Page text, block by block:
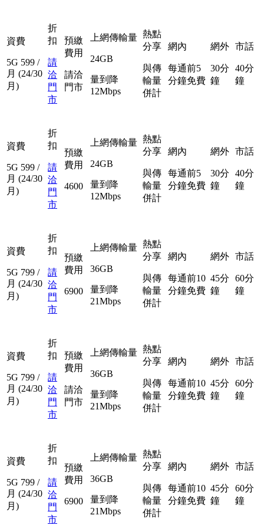
資費
5G 599 /
月 (24/30
月)
折
扣
請
洽
門
市
預繳
費用
請洽
門市
上網傳輸量
24GB
量到降
12Mbps
熱點
分享
與傳
輸量
併計
網內
每通前5
分鐘免費
網外
30分
鐘
市話
40分
鐘
資費
5G 599 /
月 (24/30
月)
折
扣
請
洽
門
市
預繳
費用
4600
上網傳輸量
24GB
量到降
12Mbps
熱點
分享
與傳
輸量
併計
網內
每通前5
分鐘免費
網外
30分
鐘
市話
40分
鐘
資費
5G 799 /
月 (24/30
月)
折
扣
請
洽
門
市
預繳
費用
6900
上網傳輸量
36GB
量到降
21Mbps
熱點
分享
與傳
輸量
併計
網內
每通前10
分鐘免費
網外
45分
鐘
市話
60分
鐘
資費
5G 799 /
月 (24/30
月)
折
扣
請
洽
門
市
預繳
費用
請洽
門市
上網傳輸量
36GB
量到降
21Mbps
熱點
分享
與傳
輸量
併計
網內
每通前10
分鐘免費
網外
45分
鐘
市話
60分
鐘
資費
5G 799 /
月 (24/30
月)
折
扣
請
洽
門
市
預繳
費用
6900
上網傳輸量
36GB
量到降
21Mbps
熱點
分享
與傳
輸量
併計
網內
每通前10
分鐘免費
網外
45分
鐘
市話
60分
鐘